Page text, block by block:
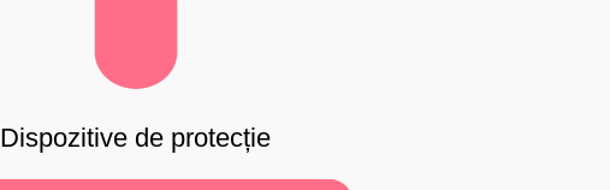
Dispozitive de protecție